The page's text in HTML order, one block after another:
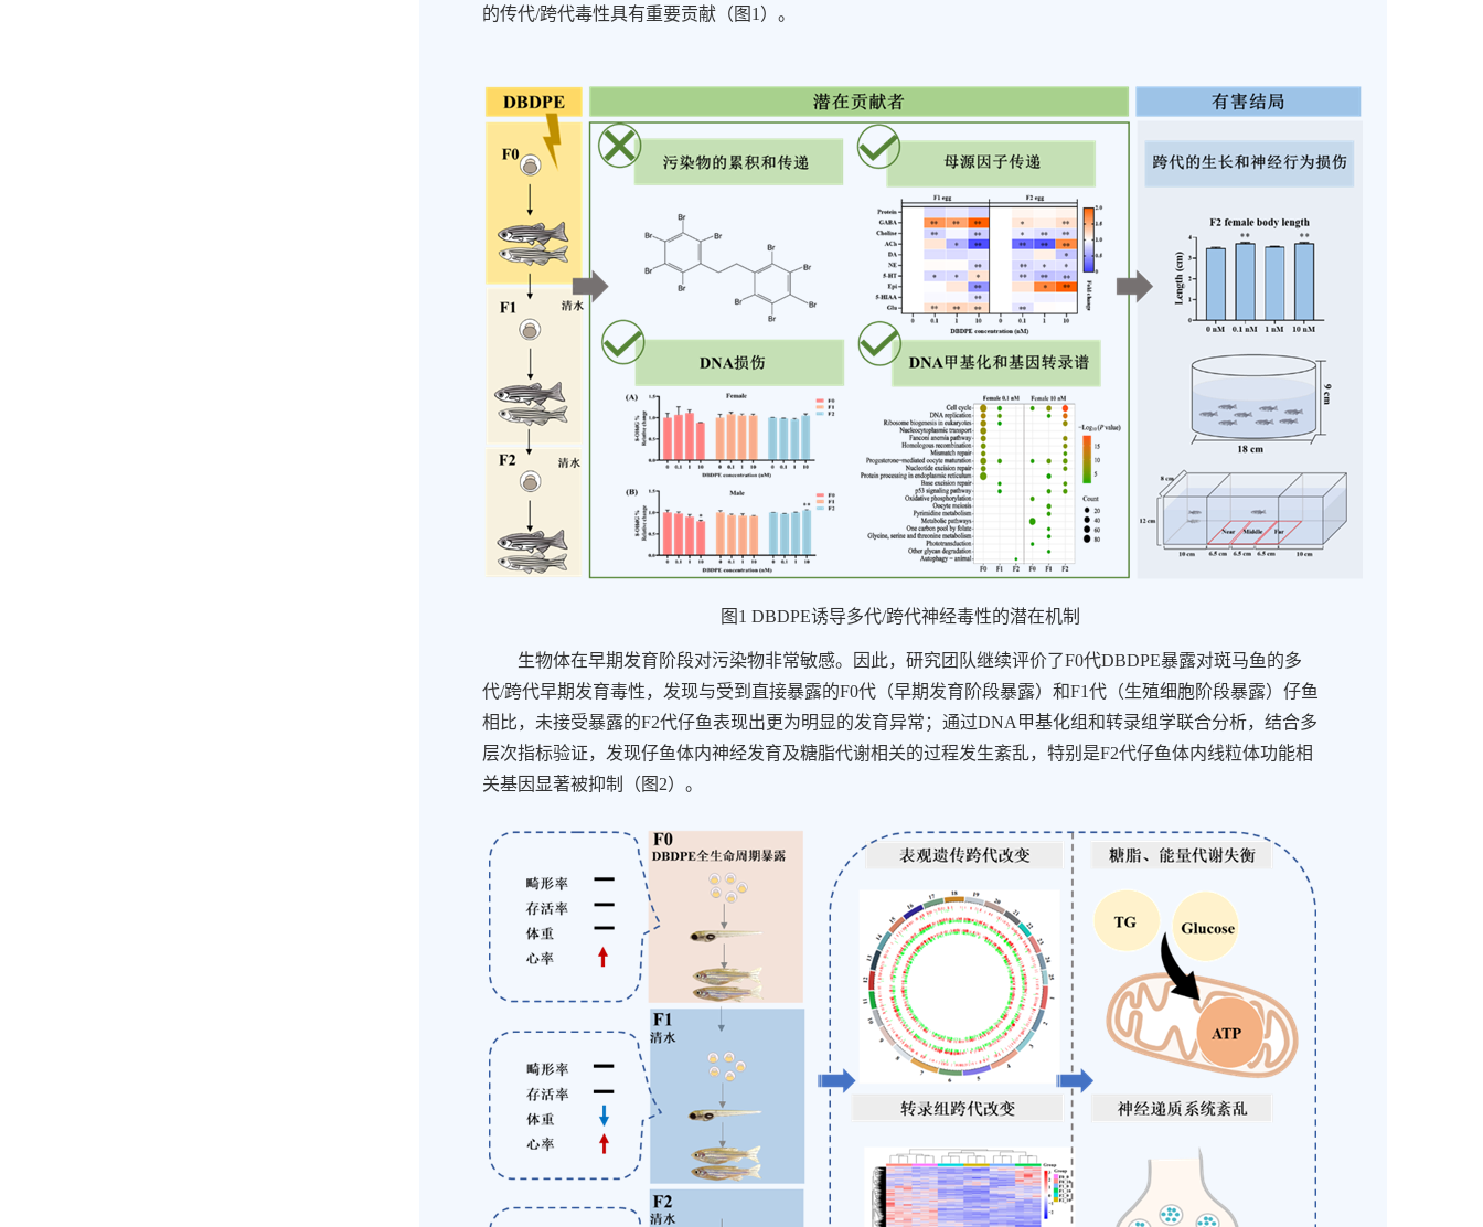
的传代/跨代毒性具有重要贡献（图 1 ）。
图 1 DBDPE诱导多代/跨代神经毒性的潜在机制
生物体在早期发育阶段对污染物非常敏感。因此，研究团队继续评价了F0代DBDPE暴露对斑马鱼的多
代/跨代早期发育毒性，发现与受到直接暴露的F0代（早期发育阶段暴露）和F1代（生殖细胞阶段暴露）仔鱼
相比，未接受暴露的F2代仔鱼表现出更为明显的发育异常；通过DNA 甲基化组和转录组学联合分析，结合多
层次指标验证，发现仔鱼体内神经发育及糖脂代谢相关的过程发生紊乱，特别是F2代仔鱼体内线粒体功能相
关基因显著被抑制（图 2）。